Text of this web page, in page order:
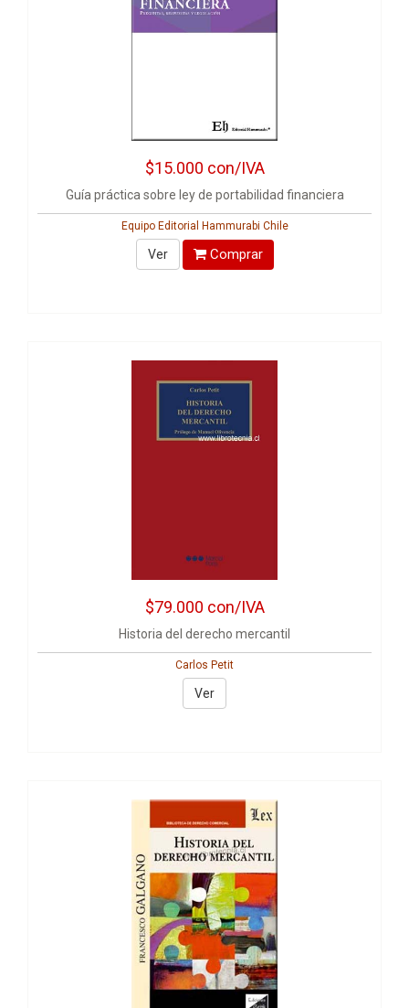
$15.000 con/IVA
Guía práctica sobre ley de portabilidad financiera
Equipo Editorial Hammurabi Chile
Ver Comprar
$79.000 con/IVA
Historia del derecho mercantil
Carlos Petit
Ver